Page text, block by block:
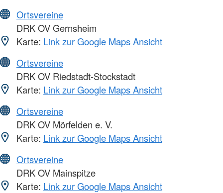
Ortsvereine
DRK OV Gernsheim
Karte: Link zur Google Maps Ansicht
Ortsvereine
DRK OV Riedstadt-Stockstadt
Karte: Link zur Google Maps Ansicht
Ortsvereine
DRK OV Mörfelden e. V.
Karte: Link zur Google Maps Ansicht
Ortsvereine
DRK OV Mainspitze
Karte: Link zur Google Maps Ansicht